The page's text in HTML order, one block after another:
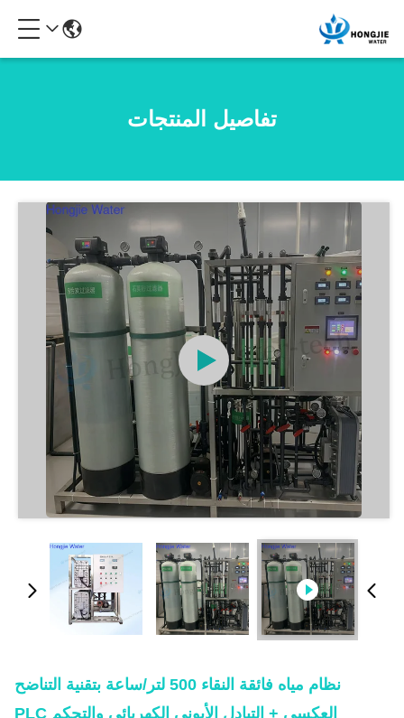
تفاصيل المنتجات
نظام مياه فائقة النقاء 500 لتر/ساعة بتقنية التناضح
العكسي + التبادل الأيوني الكهربائي والتحكم PLC